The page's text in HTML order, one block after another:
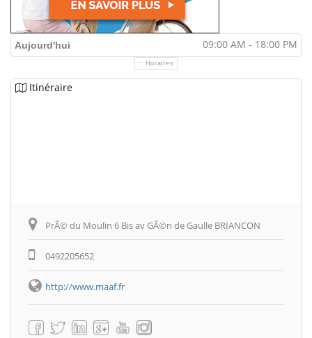
Aujourd'hui 09:00 AM - 18:00 PM
Horaires
Itinéraire
PrÃ© du Moulin 6 Bis av GÃ©n de Gaulle BRIANCON
0492205652
http://www.maaf.fr